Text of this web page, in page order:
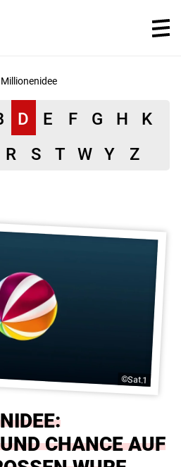
Millionenidee
D E F G H
K
R S T W Y Z
©Sat.1
CHANCE AUF